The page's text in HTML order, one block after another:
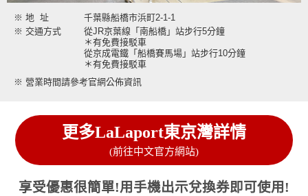
※ 地 址
千葉縣船橋市浜町2-1-1
※ 交通方式
從JR京葉線「南船橋」站步行5分鐘
＊有免費接駁車
從京成電鐵「船橋賽馬場」站步行10分鐘
＊有免費接駁車
※ 營業時間請參考官網公佈資訊
更多LaLaport東京灣詳情
(前往中文官方網站)
享受優惠很簡單!用手機出示兌換券即可使用!